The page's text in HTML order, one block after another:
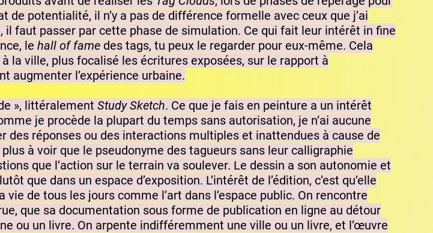
de potentialité, il n’y a pas de différence formelle avec ceux que j’ai
faut passer par cette phase de simulation. Ce qui fait leur intérêt in fine
le hall of fame des tags, tu peux le regarder pour eux-même. Cela
la ville, plus focalisé les écritures exposées, sur le rapport à
augmenter l’expérience urbaine.
», littéralement Study Sketch. Ce que je fais en peinture a un intérêt
je procède la plupart du temps sans autorisation, je n’ai aucune
réponses ou des interactions multiples et inattendues à cause de
à voir que le pseudonyme des tagueurs sans leur calligraphie
que l’action sur le terrain va soulever. Le dessin a son autonomie et
que dans un espace d’exposition. L’intérêt de l’édition, c’est qu’elle
de tous les jours comme l’art dans l’espace public. On rencontre
que sa documentation sous forme de publication en ligne au détour
ou un livre. On arpente indifféremment une ville ou un livre, et l’œuvre